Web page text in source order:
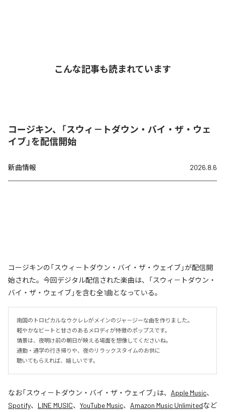
こんな記事も読まれています
コージキン、「スウィ－トダウン・バイ・ザ・ウェ
イブ」を配信開始
新曲情報 2026.8.6
コージキンの「スウィ－トダウン・バイ・ザ・ウェイブ」が配信開
始された。今回デジタル配信された楽曲は、「スウィ－トダウン・
バイ・ザ・ウェイブ」を含む全1曲となっている。
南国のトロピカルなウクレレがメインのジャ－ジーな曲を作りました。
軽やかなビートと甘さのあるメロディが特徴のポップスです。
情景は、夜明け前の朝日が映える場面を想像してくださいね。
通勤・通学の行き帰りや、夜のリラックスタイムのお供に
聴いてもらえれば、嬉しいです。
なお「スウィ－トダウン・バイ・ザ・ウェイブ」は、 Apple Music、
Spotify、 LINE MUSIC、 YouTube Music、 Amazon Music Unlimitedなど